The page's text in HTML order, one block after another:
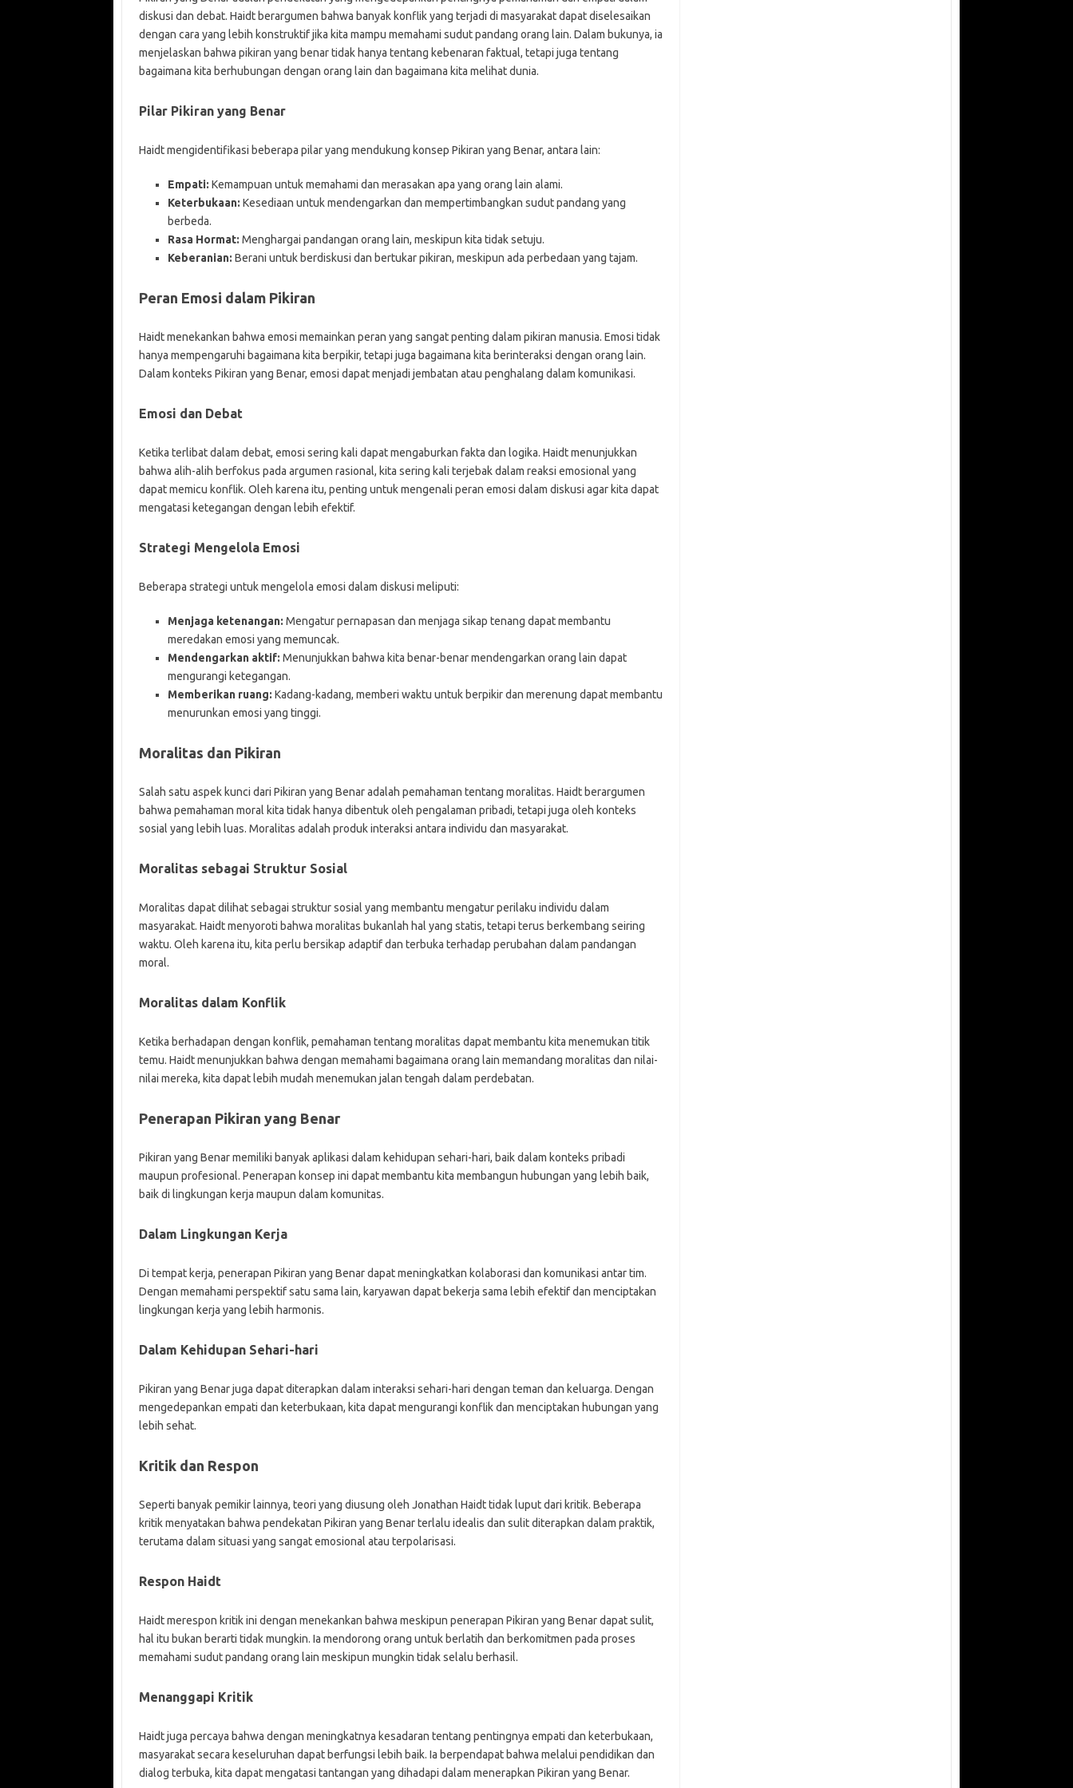
diskusi dan debat. Haidt berargumen bahwa banyak konflik yang terjadi di masyarakat dapat diselesaikan
dengan cara yang lebih konstruktif jika kita mampu memahami sudut pandang orang lain. Dalam bukunya, ia
menjelaskan bahwa pikiran yang benar tidak hanya tentang kebenaran faktual, tetapi juga tentang
bagaimana kita berhubungan dengan orang lain dan bagaimana kita melihat dunia.
Pilar Pikiran yang Benar
Haidt mengidentifikasi beberapa pilar yang mendukung konsep Pikiran yang Benar, antara lain:
Empati: Kemampuan untuk memahami dan merasakan apa yang orang lain alami.
Keterbukaan: Kesediaan untuk mendengarkan dan mempertimbangkan sudut pandang yang
berbeda.
Rasa Hormat: Menghargai pandangan orang lain, meskipun kita tidak setuju.
Keberanian: Berani untuk berdiskusi dan bertukar pikiran, meskipun ada perbedaan yang tajam.
Peran Emosi dalam Pikiran
Haidt menekankan bahwa emosi memainkan peran yang sangat penting dalam pikiran manusia. Emosi tidak
hanya mempengaruhi bagaimana kita berpikir, tetapi juga bagaimana kita berinteraksi dengan orang lain.
Dalam konteks Pikiran yang Benar, emosi dapat menjadi jembatan atau penghalang dalam komunikasi.
Emosi dan Debat
Ketika terlibat dalam debat, emosi sering kali dapat mengaburkan fakta dan logika. Haidt menunjukkan
bahwa alih-alih berfokus pada argumen rasional, kita sering kali terjebak dalam reaksi emosional yang
dapat memicu konflik. Oleh karena itu, penting untuk mengenali peran emosi dalam diskusi agar kita dapat
mengatasi ketegangan dengan lebih efektif.
Strategi Mengelola Emosi
Beberapa strategi untuk mengelola emosi dalam diskusi meliputi:
Menjaga ketenangan: Mengatur pernapasan dan menjaga sikap tenang dapat membantu
meredakan emosi yang memuncak.
Mendengarkan aktif: Menunjukkan bahwa kita benar-benar mendengarkan orang lain dapat
mengurangi ketegangan.
Memberikan ruang: Kadang-kadang, memberi waktu untuk berpikir dan merenung dapat membantu
menurunkan emosi yang tinggi.
Moralitas dan Pikiran
Salah satu aspek kunci dari Pikiran yang Benar adalah pemahaman tentang moralitas. Haidt berargumen
bahwa pemahaman moral kita tidak hanya dibentuk oleh pengalaman pribadi, tetapi juga oleh konteks
sosial yang lebih luas. Moralitas adalah produk interaksi antara individu dan masyarakat.
Moralitas sebagai Struktur Sosial
Moralitas dapat dilihat sebagai struktur sosial yang membantu mengatur perilaku individu dalam
masyarakat. Haidt menyoroti bahwa moralitas bukanlah hal yang statis, tetapi terus berkembang seiring
waktu. Oleh karena itu, kita perlu bersikap adaptif dan terbuka terhadap perubahan dalam pandangan
moral.
Moralitas dalam Konflik
Ketika berhadapan dengan konflik, pemahaman tentang moralitas dapat membantu kita menemukan titik
temu. Haidt menunjukkan bahwa dengan memahami bagaimana orang lain memandang moralitas dan nilai-
nilai mereka, kita dapat lebih mudah menemukan jalan tengah dalam perdebatan.
Penerapan Pikiran yang Benar
Pikiran yang Benar memiliki banyak aplikasi dalam kehidupan sehari-hari, baik dalam konteks pribadi
maupun profesional. Penerapan konsep ini dapat membantu kita membangun hubungan yang lebih baik,
baik di lingkungan kerja maupun dalam komunitas.
Dalam Lingkungan Kerja
Di tempat kerja, penerapan Pikiran yang Benar dapat meningkatkan kolaborasi dan komunikasi antar tim.
Dengan memahami perspektif satu sama lain, karyawan dapat bekerja sama lebih efektif dan menciptakan
lingkungan kerja yang lebih harmonis.
Dalam Kehidupan Sehari-hari
Pikiran yang Benar juga dapat diterapkan dalam interaksi sehari-hari dengan teman dan keluarga. Dengan
mengedepankan empati dan keterbukaan, kita dapat mengurangi konflik dan menciptakan hubungan yang
lebih sehat.
Kritik dan Respon
Seperti banyak pemikir lainnya, teori yang diusung oleh Jonathan Haidt tidak luput dari kritik. Beberapa
kritik menyatakan bahwa pendekatan Pikiran yang Benar terlalu idealis dan sulit diterapkan dalam praktik,
terutama dalam situasi yang sangat emosional atau terpolarisasi.
Respon Haidt
Haidt merespon kritik ini dengan menekankan bahwa meskipun penerapan Pikiran yang Benar dapat sulit,
hal itu bukan berarti tidak mungkin. Ia mendorong orang untuk berlatih dan berkomitmen pada proses
memahami sudut pandang orang lain meskipun mungkin tidak selalu berhasil.
Menanggapi Kritik
Haidt juga percaya bahwa dengan meningkatnya kesadaran tentang pentingnya empati dan keterbukaan,
masyarakat secara keseluruhan dapat berfungsi lebih baik. Ia berpendapat bahwa melalui pendidikan dan
dialog terbuka, kita dapat mengatasi tantangan yang dihadapi dalam menerapkan Pikiran yang Benar.